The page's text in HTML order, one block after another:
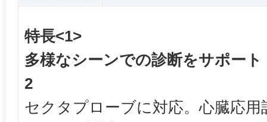
特長<1>
多様なシーンでの診断をサポー
2
セクタプローブに対応。心臓応